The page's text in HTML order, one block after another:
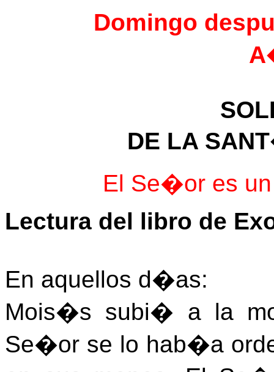
Domingo
DE LA
El Se�or es
Lectura del libro de
En aquellos d�as:
Mois�s subi� a la
Se�or se lo hab�a